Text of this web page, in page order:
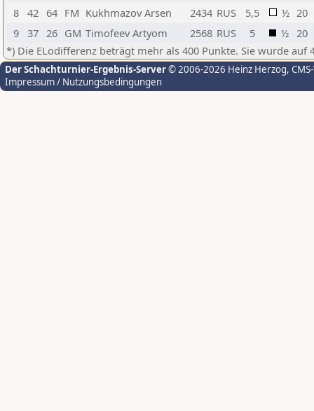
8
42 64 FM Kukhmazov Arsen 2434 RUS 5,5 ½ 20
9
37 26 GM Timofeev Artyom 2568 RUS 5 ½ 20
*) Die ELodifferenz beträgt mehr als 400 Punkte. Sie wurde auf
Der Schachturnier-Ergebnis-Server© 2006-2026 Heinz Herzog,
Impressum / Nutzungsbedingungen